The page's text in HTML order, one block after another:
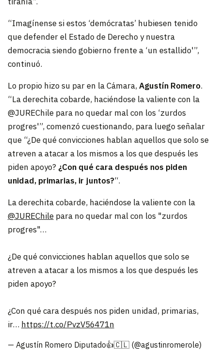
“Imagínense si estos ‘demócratas’ hubiesen tenido
que defender el Estado de Derecho y nuestra
democracia siendo gobierno frente a ‘un estallido'”,
continuó.
Lo propio hizo su par en la Cámara,Agustín Romero.
“La derechita cobarde, haciéndose la valiente con la
@JUREChile para no quedar mal con los ‘zurdos
progres'”, comenzó cuestionando, para luego señalar
que “¿De qué convicciones hablan aquellos que solo se
atreven a atacar a los mismos a los que después les
piden apoyo? ¿Con qué cara después nos piden
unidad, primarias, ir juntos?“.
La derechita cobarde, haciéndose la valiente con la
@JUREChilepara no quedar mal con los "zurdos
progres"…
¿De qué convicciones hablan aquellos que solo se
atreven a atacar a los mismos a los que después les
piden apoyo?
¿Con qué cara después nos piden unidad, primarias,
ir… https://t.co/PvzV56471n
— Agustín Romero Diputado👍🇨🇱 (@agustinromerole)